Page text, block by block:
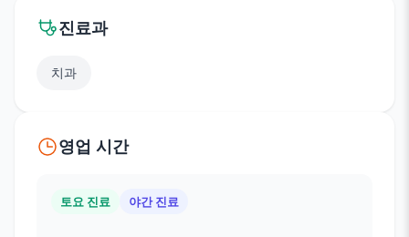
진료과
치과
영업 시간
토요 진료 야간 진료